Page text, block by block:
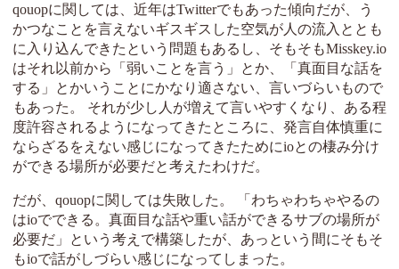
qouopに関しては、近年はTwitterでもあった傾向だが、う
かつなことを言えないギスギスした空気が人の流入ととも
に入り込んできたという問題もあるし、そもそもMisskey.io
はそれ以前から「弱いことを言う」とか、「真面目な話を
する」とかいうことにかなり適さない、言いづらいもので
もあった。 それが少し人が増えて言いやすくなり、ある程
度許容されるようになってきたところに、発言自体慎重に
ならざるをえない感じになってきたためにioとの棲み分け
ができる場所が必要だと考えたわけだ。
だが、qouopに関しては失敗した。 「わちゃわちゃやるの
はioでできる。真面目な話や重い話ができるサブの場所が
必要だ」という考えで構築したが、あっという間にそもそ
もioで話がしづらい感じになってしまった。